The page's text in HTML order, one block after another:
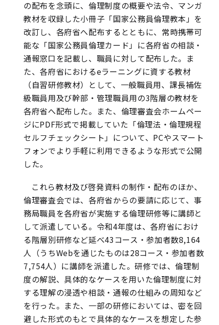
の配布を念頭に、倫理制度の概要や法令、マンガ
教材を収録した小冊子「国家公務員倫理教本」を
改訂し、各府省へ配布するとともに、常時携帯可
能な「国家公務員倫理カード」に各府省の相談・
通報窓口を記載し、職員に対して配布した。ま
た、各府省におけるeラーニングに資する教材
（自習研修教材）として、一般職員用、課長補佐
級職員用及び幹部・管理職員用の3階層の教材を
各府省へ配布した。また、倫理審査会ホームペー
ジにPDF形式で掲載していた「倫理法・倫理規程
セルフチェックシート」について、PCやスマート
フォンでより手軽に利用できるような形式で公開
した。
これら教材及び啓発資料の制作・配布のほか、
倫理審査会では、各府省からの要請に応じて、事
務局職員を各府省が実施する倫理研修等に講師と
して派遣している。令和4年度は、各府省におけ
る階層別研修など延べ43コース・参加者数8,164
人（うちWebを通じたものは28コース・参加者数
7,754人）に講師を派遣した。研修では、倫理制
度の解説、具体的なケースを用いた倫理制度に対
する理解の浸透や相談・通報の仕組みの周知など
を行った。また、一部の研修においては、密を回
避した形式のもとで具体的なケースを想定した参